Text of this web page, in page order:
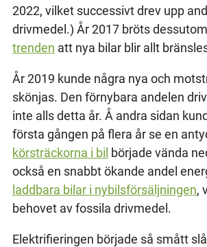
2022, vilket successivt drev upp
drivmedel.) År 2017 bröts
trenden att nya bilar blir allt
År 2019 kunde några nya och
skönjas. Den förnybara andelen
inte alls detta år. Å andra sidan
första gången på flera år se en
körsträckorna i bil började vända
också en snabbt ökande andel
laddbara bilar i nybilsförsäljningen,
behovet av fossila drivmedel.
Elektrifieringen började så smått